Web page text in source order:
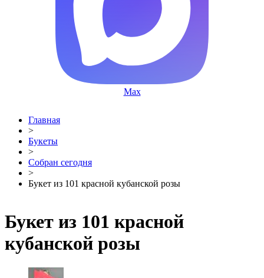
Max
Главная
>
Букеты
>
Собран сегодня
>
Букет из 101 красной кубанской розы
Букет из 101 красной
кубанской розы